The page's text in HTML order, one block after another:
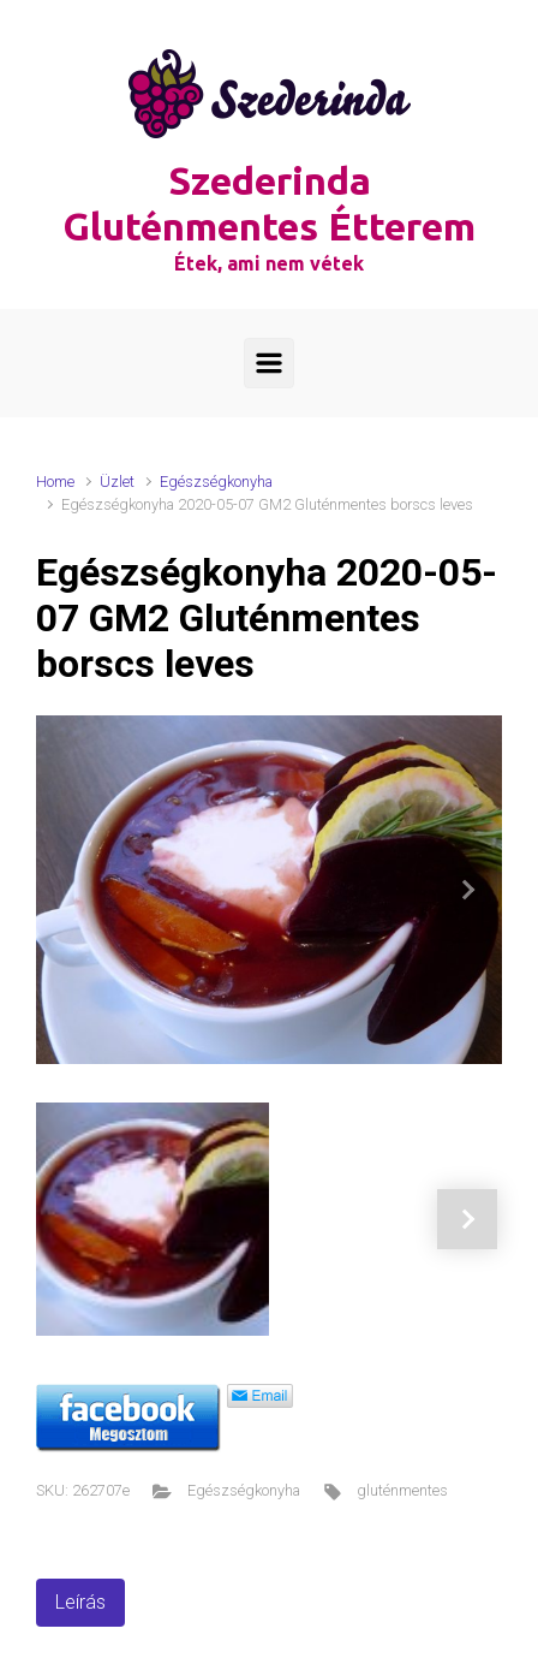
Szederinda
Gluténmentes Étterem
Étek, ami nem vétek
Home Üzlet
Egészségkonyha
Egészségkonyha 2020-05-07 GM2 Gluténmentes borscs leves
Egészségkonyha 2020-05-
07 GM2 Gluténmentes
borscs leves
Next
SKU: 262707e Egészségkonyha gluténmentes
Leírás